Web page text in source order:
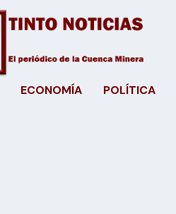
ECONOMÍA POLÍTICA